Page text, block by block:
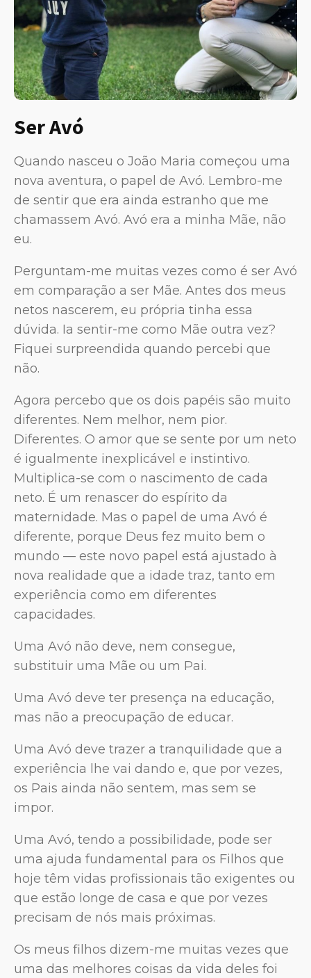
Ser Avó
Quando nasceu o João Maria começou uma
nova aventura, o papel de Avó. Lembro-me
de sentir que era ainda estranho que me
chamassem Avó. Avó era a minha Mãe, não
eu.
Perguntam-me muitas vezes como é ser Avó
em comparação a ser Mãe. Antes dos meus
netos nascerem, eu própria tinha essa
dúvida. Ia sentir-me como Mãe outra vez?
Fiquei surpreendida quando percebi que
não.
Agora percebo que os dois papéis são muito
diferentes. Nem melhor, nem pior.
Diferentes. O amor que se sente por um neto
é igualmente inexplicável e instintivo.
Multiplica-se com o nascimento de cada
neto. É um renascer do espírito da
maternidade. Mas o papel de uma Avó é
diferente, porque Deus fez muito bem o
mundo — este novo papel está ajustado à
nova realidade que a idade traz, tanto em
experiência como em diferentes
capacidades.
Uma Avó não deve, nem consegue,
substituir uma Mãe ou um Pai.
Uma Avó deve ter presença na educação,
mas não a preocupação de educar.
Uma Avó deve trazer a tranquilidade que a
experiência lhe vai dando e, que por vezes,
os Pais ainda não sentem, mas sem se
impor.
Uma Avó, tendo a possibilidade, pode ser
uma ajuda fundamental para os Filhos que
hoje têm vidas profissionais tão exigentes ou
que estão longe de casa e que por vezes
precisam de nós mais próximas.
Os meus filhos dizem-me muitas vezes que
uma das melhores coisas da vida deles foi